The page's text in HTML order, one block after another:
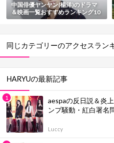
中国俳優ヤンヤン(楊洋)のドラマ
＆映画一覧おすすめランキング10
選【2025最新版】
同じカテゴリーのアクセスラン
HARYUの最新記事
aespaの反日説＆炎
ンプ騒動・紅白署名
Luccy